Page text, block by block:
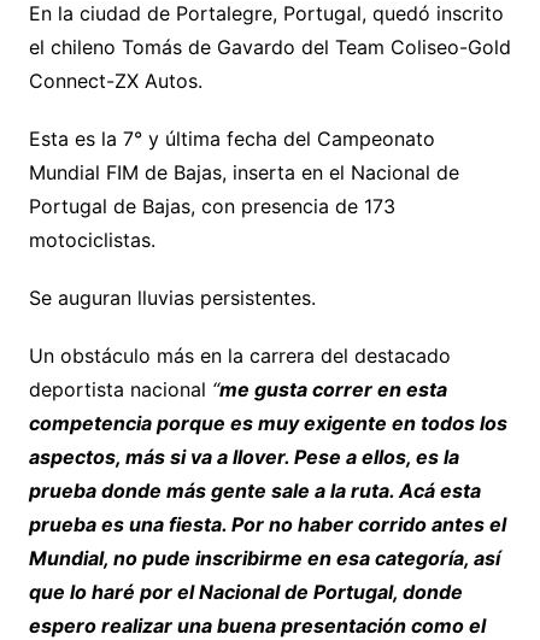
En la ciudad de Portalegre, Portugal, quedó inscrito
el chileno Tomás de Gavardo del Team Coliseo-Gold
Connect-ZX Autos.
Esta es la 7° y última fecha del Campeonato
Mundial FIM de Bajas, inserta en el Nacional de
Portugal de Bajas, con presencia de 173
motociclistas.
Se auguran lluvias persistentes.
Un obstáculo más en la carrera del destacado
deportista nacional “me gusta correr en esta
competencia porque es muy exigente en todos los
aspectos, más si va a llover. Pese a ellos, es la
prueba donde más gente sale a la ruta. Acá esta
prueba es una fiesta. Por no haber corrido antes el
Mundial, no pude inscribirme en esa categoría, así
que lo haré por el Nacional de Portugal, donde
espero realizar una buena presentación como el